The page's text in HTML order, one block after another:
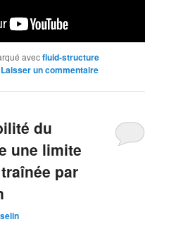
avecfluid-structure
Laisser un commentaire
du
une limite
par